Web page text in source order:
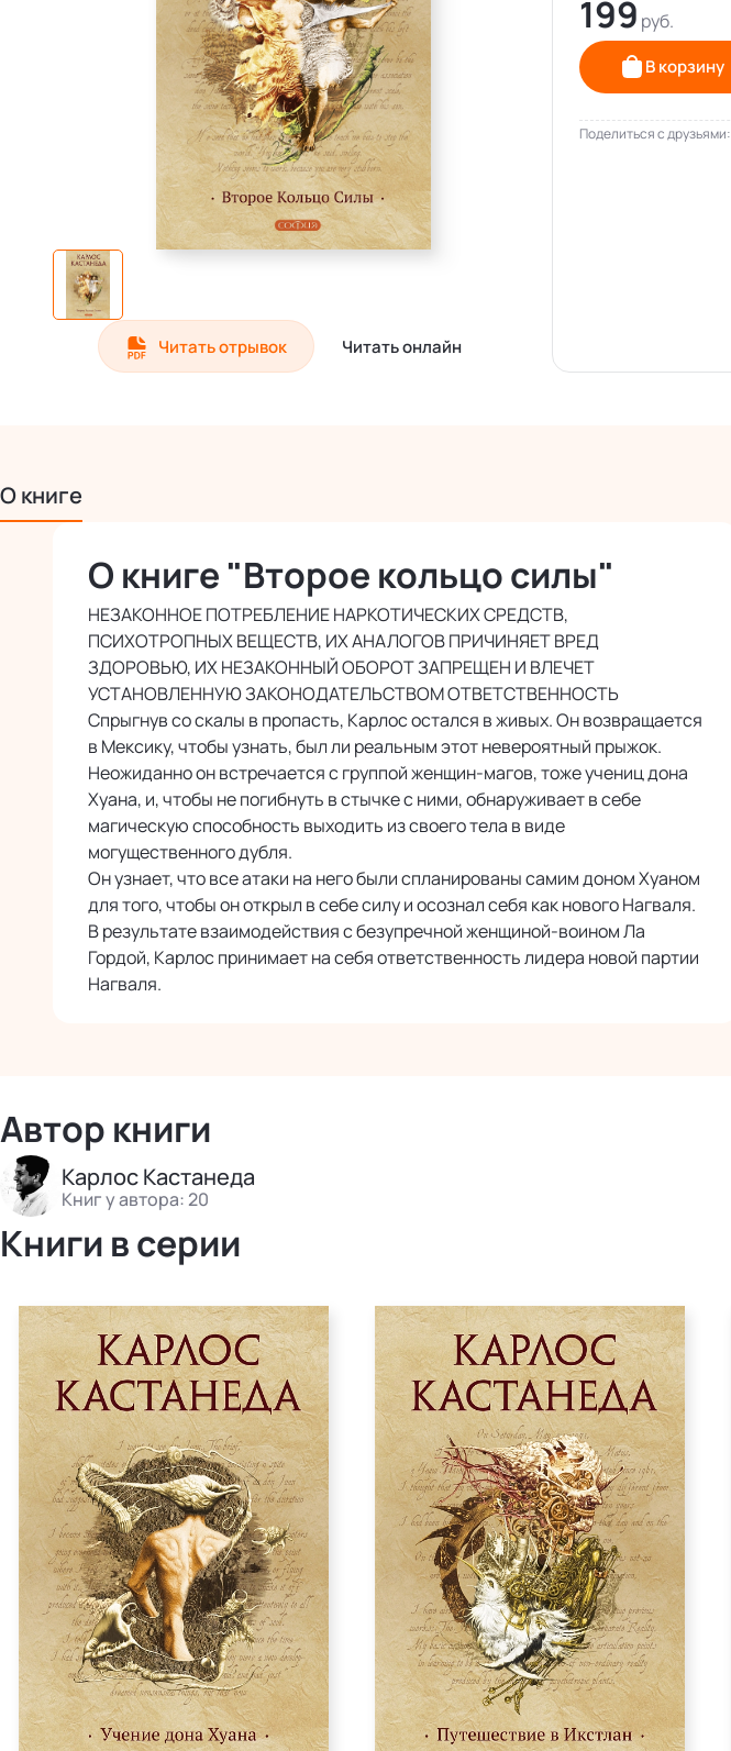
Читать отрывок Читать онлайн
199
В корзину
Поделиться с друзьями:
О книге
О книге "Второе кольцо силы"
НЕЗАКОННОЕ ПОТРЕБЛЕНИЕ НАРКОТИЧЕСКИХ СРЕДСТВ,
ПСИХОТРОПНЫХ ВЕЩЕСТВ, ИХ АНАЛОГОВ ПРИЧИНЯЕТ ВРЕД
ЗДОРОВЬЮ, ИХ НЕЗАКОННЫЙ ОБОРОТ ЗАПРЕЩЕН И ВЛЕЧЕТ
УСТАНОВЛЕННУЮ ЗАКОНОДАТЕЛЬСТВОМ ОТВЕТСТВЕННОСТЬ
Спрыгнув со скалы в пропасть, Карлос остался в живых. Он возвращается
в Мексику, чтобы узнать, был ли реальным этот невероятный прыжок.
Неожиданно он встречается с группой женщин-магов, тоже учениц дона
Хуана, и, чтобы не погибнуть в стычке с ними, обнаруживает в себе
магическую способность выходить из своего тела в виде
могущественного дубля.
Он узнает, что все атаки на него были спланированы самим доном Хуаном
для того, чтобы он открыл в себе силу и осознал себя как нового Нагваля.
В результате взаимодействия с безупречной женщиной-воином Ла
Гордой, Карлос принимает на себя ответственность лидера новой партии
Нагваля.
Автор книги
Карлос Кастанеда
Книг у автора: 20
Книги в серии